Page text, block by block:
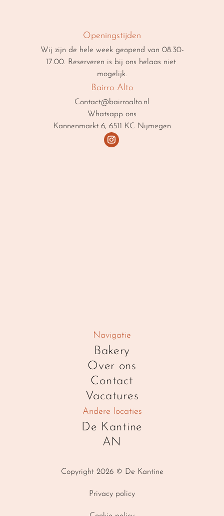
Openingstijden
Wij zijn de hele week geopend van 08.30-
17.00. Reserveren is bij ons helaas niet
mogelijk.
Bairro Alto
Contact@bairroalto.nl
Whatsapp ons
Kannenmarkt 6, 6511 KC Nijmegen
Navigatie
Bakery
Over ons
Contact
Vacatures
Andere locaties
De Kantine
AN
Copyright 2026 © De Kantine
Privacy policy